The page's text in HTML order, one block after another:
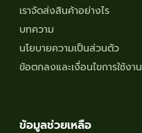
เราจัดส่งสินค้าอย่างไร
บทความ
นโยบายความเป็นส่วนตัว
ข้อตกลงและเงื่อนไขการใช้งาน
ข้อมูลช่วยเหลือ